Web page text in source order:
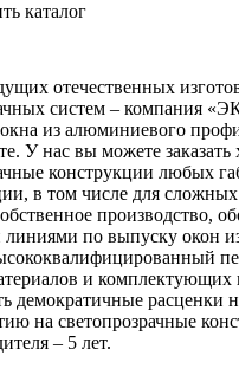
каталог
отечественных
систем – компания
из алюминиевого
У нас вы можете
конструкции любых
в том числе для
производство,
по выпуску окон
и комплектующих
демократичные расценки
на светопрозрачные
– 5 лет.